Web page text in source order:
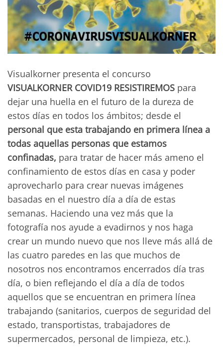
Visualkorner presenta el concurso
VISUALKORNER COVID19 RESISTIREMOS para
dejar una huella en el futuro de la dureza de
estos días en todos los ámbitos; desde el
personal que esta trabajando en primera línea a
todas aquellas personas que estamos
confinadas, para tratar de hacer más ameno el
confinamiento de estos días en casa y poder
aprovecharlo para crear nuevas imágenes
basadas en el nuestro día a día de estas
semanas. Haciendo una vez más que la
fotografía nos ayude a evadirnos y nos haga
crear un mundo nuevo que nos lleve más allá de
las cuatro paredes en las que muchos de
nosotros nos encontramos encerrados día tras
día, o bien reflejando el día a día de todos
aquellos que se encuentran en primera línea
trabajando (sanitarios, cuerpos de seguridad del
estado, transportistas, trabajadores de
supermercados, personal de limpieza, etc.).